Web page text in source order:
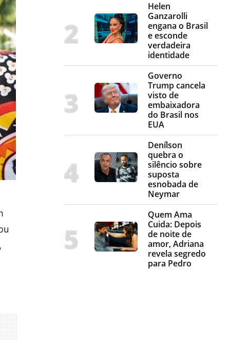
Helen
Ganzarolli
engana o Brasil
e esconde
verdadeira
identidade
Governo
Trump cancela
visto de
embaixadora
do Brasil nos
EUA
Denílson
quebra o
silêncio sobre
suposta
esnobada de
Neymar
Quem Ama
Cuida: Depois
de noite de
amor, Adriana
revela segredo
para Pedro